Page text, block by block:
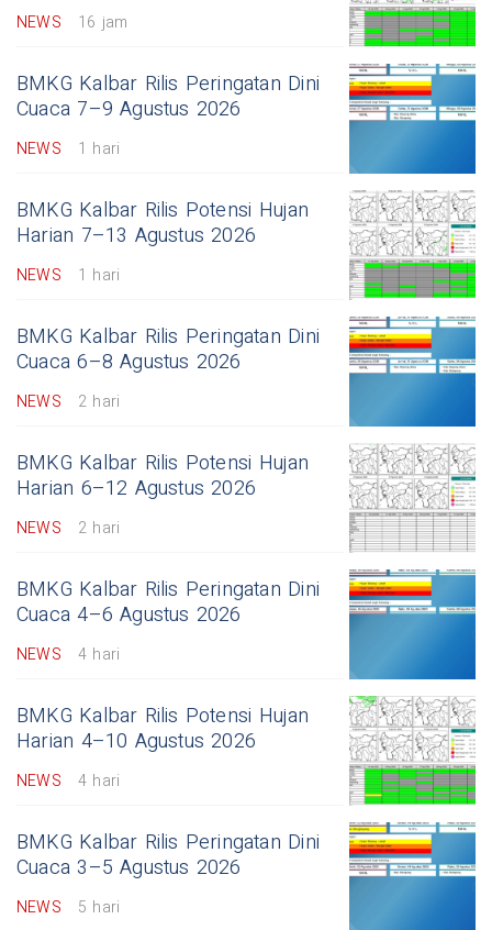
NEWS 16 jam
BMKG Kalbar Rilis Peringatan Dini
Cuaca 7–9 Agustus 2026
NEWS 1 hari
BMKG Kalbar Rilis Potensi Hujan
Harian 7–13 Agustus 2026
NEWS 1 hari
BMKG Kalbar Rilis Peringatan Dini
Cuaca 6–8 Agustus 2026
NEWS 2 hari
BMKG Kalbar Rilis Potensi Hujan
Harian 6–12 Agustus 2026
NEWS 2 hari
BMKG Kalbar Rilis Peringatan Dini
Cuaca 4–6 Agustus 2026
NEWS 4 hari
BMKG Kalbar Rilis Potensi Hujan
Harian 4–10 Agustus 2026
NEWS 4 hari
BMKG Kalbar Rilis Peringatan Dini
Cuaca 3–5 Agustus 2026
NEWS 5 hari